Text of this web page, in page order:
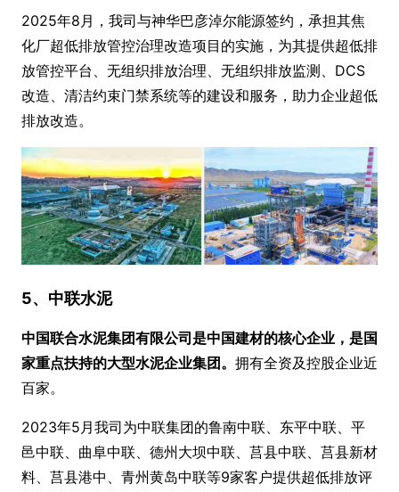
2025年8月，我司与神华巴彦淖尔能源签约，承担其焦
化厂超低排放管控治理改造项目的实施，为其提供超低排
放管控平台、无组织排放治理、无组织排放监测、DCS
改造、清洁约束门禁系统等的建设和服务，助力企业超低
排放改造。
5、中联水泥
中国联合水泥集团有限公司是中国建材的核心企业，是国
家重点扶持的大型水泥企业集团。 拥有全资及控股企业近
百家。
2023年5月我司为中联集团的鲁南中联、东平中联、平
邑中联、曲阜中联、德州大坝中联、莒县中联、莒县新材
料、莒县港中、青州黄岛中联等9家客户提供超低排放评